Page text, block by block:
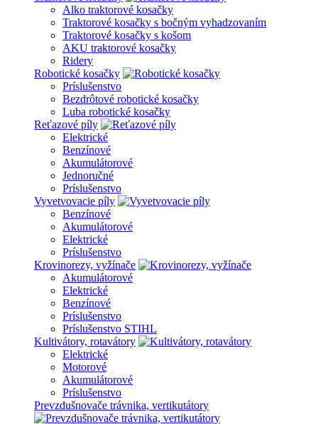
Alko traktorové kosačky
Traktorové kosačky s bočným vyhadzovaním
Traktorové kosačky s košom
AKU traktorové kosačky
Ridery
Robotické kosačky
Príslušenstvo
Bezdrôtové robotické kosačky
Luba robotické kosačky
Reťazové píly
Elektrické
Benzínové
Akumulátorové
Jednoručné
Príslušenstvo
Vyvetvovacie píly
Benzínové
Akumulátorové
Elektrické
Príslušenstvo
Krovinorezy, vyžínače
Akumulátorové
Elektrické
Benzínové
Príslušenstvo
Príslušenstvo STIHL
Kultivátory, rotavátory
Elektrické
Motorové
Akumulátorové
Príslušenstvo
Prevzdušnovače trávnika, vertikutátory